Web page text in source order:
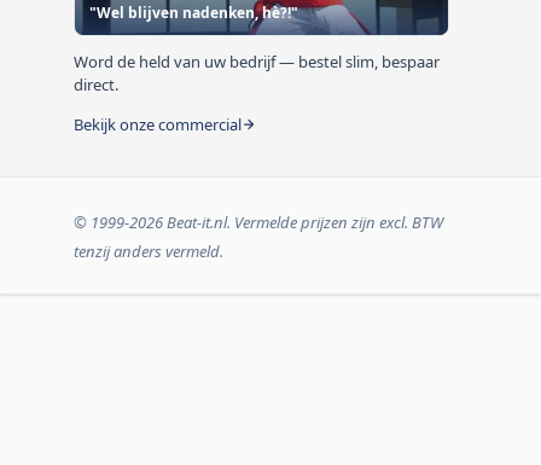
"Wel blijven nadenken, hè?!"
Word de held van uw bedrijf — bestel slim, bespaar
direct.
Bekijk onze commercial
© 1999-2026 Beat-it.nl. Vermelde prijzen zijn excl. BTW
tenzij anders vermeld.